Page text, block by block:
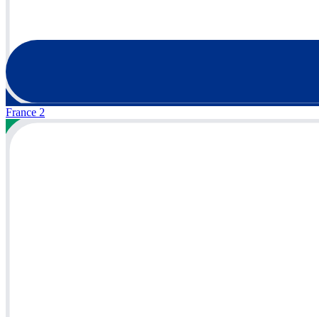
France 2